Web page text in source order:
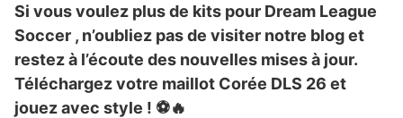
Si vous voulez plus de kits pour Dream League
Soccer , n’oubliez pas de visiter notre blog et
restez à l’écoute des nouvelles mises à jour.
Téléchargez votre maillot Corée DLS 26 et
jouez avec style ! ⚽🔥